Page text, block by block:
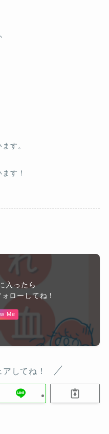
す。
す！
入ったら
ローしてね！
Me
してね！